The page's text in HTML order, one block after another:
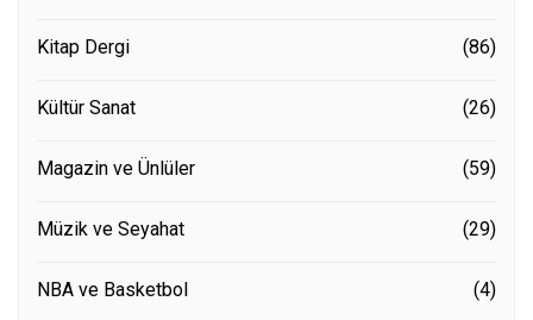
Kitap Dergi (86)
Kültür Sanat (26)
Magazin ve Ünlüler (59)
Müzik ve Seyahat (29)
NBA ve Basketbol (4)